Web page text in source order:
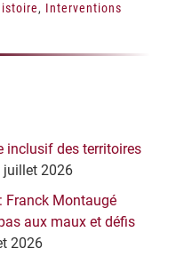
, Interventions
inclusif des territoires
juillet 2026
Franck Montaugé
aux maux et défis
2026